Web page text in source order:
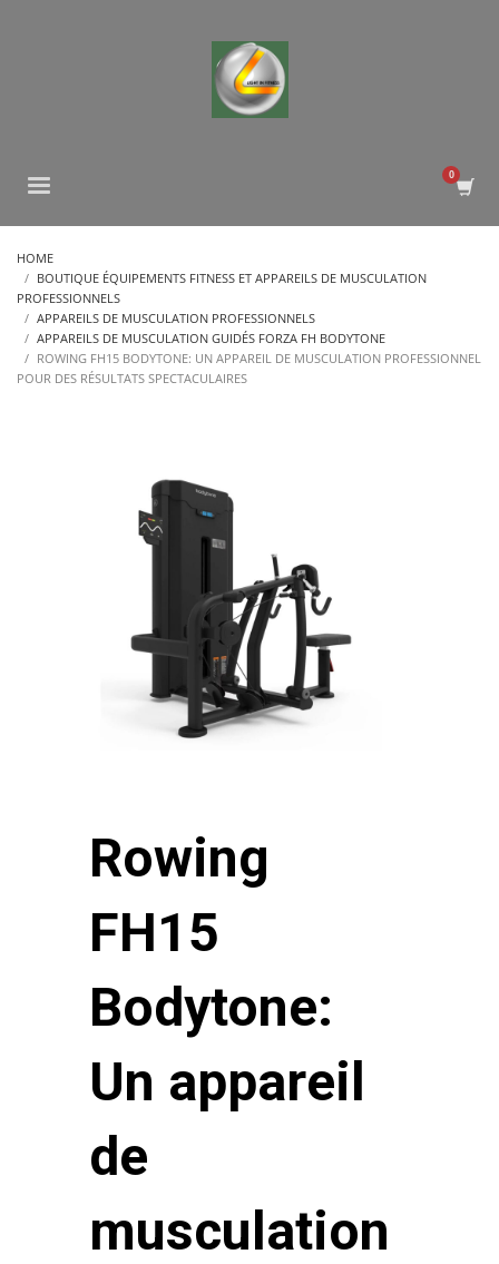
HOME
BOUTIQUE ÉQUIPEMENTS FITNESS ET APPAREILS DE MUSCULATION
PROFESSIONNELS
APPAREILS DE MUSCULATION PROFESSIONNELS
APPAREILS DE MUSCULATION GUIDÉS FORZA FH BODYTONE
ROWING FH15 BODYTONE: UN APPAREIL DE MUSCULATION PROFESSIONNEL
POUR DES RÉSULTATS SPECTACULAIRES
Rowing
FH15
Bodytone:
Un appareil
de
musculation